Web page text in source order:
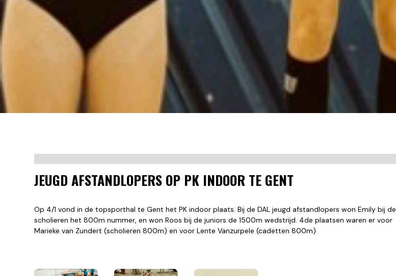
JEUGD AFSTANDLOPERS OP PK INDOOR TE GENT
Op 4/1 vond in de topsporthal te Gent het PK indoor plaats. Bij de DAL jeugd afstandlopers won Emily bij de
scholieren het 800m nummer, en won Roos bij de juniors de 1500m wedstrijd. 4de plaatsen waren er voor
Marieke van Zundert (scholieren 800m) en voor Lente Vanzurpele (cadetten 800m)